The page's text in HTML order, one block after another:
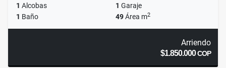
1 Alcobas 1 Garaje
1 Baño 49Área m2
Arriendo
$1.850.000COP